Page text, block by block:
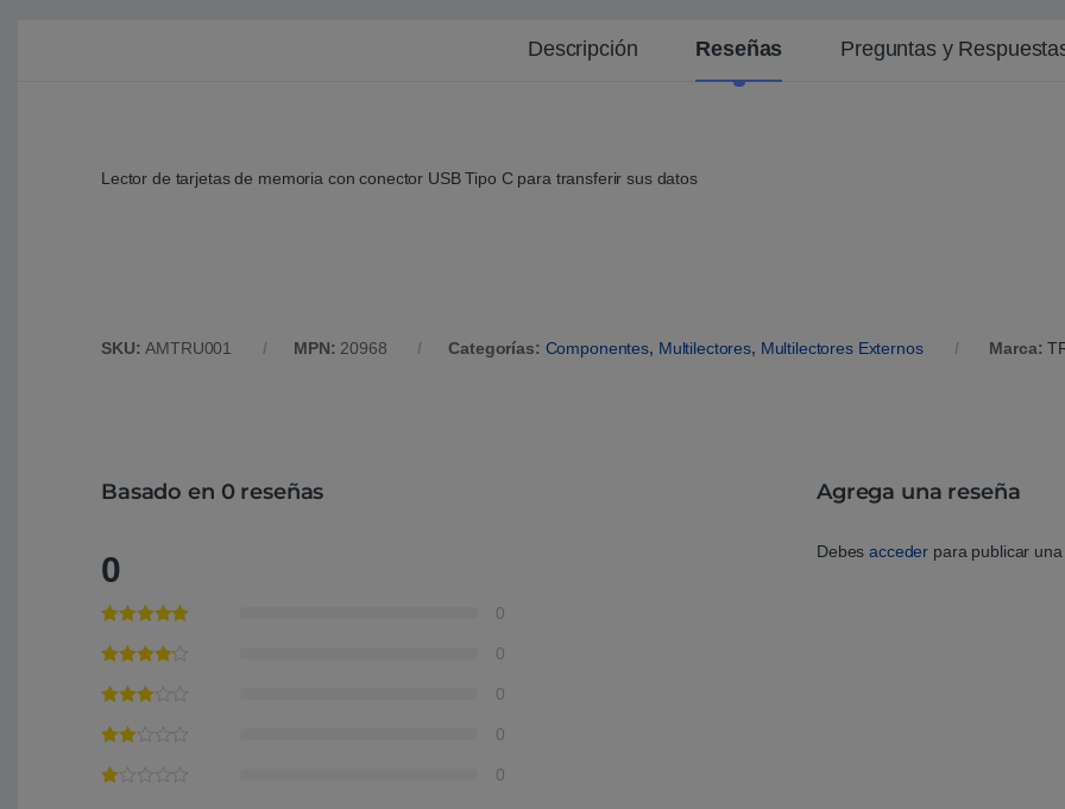
Descripción Reseñas Preguntas y
Lector de tarjetas de memoria con conector USB Tipo C para transferir sus datos
SKU:AMTRU001 MPN: 20968 Categorías: Componentes, Multilectores, Multilectores Externos Marca:
Basado en 0 reseñas
0
0
0
0
0
0
Agrega una reseña
Debesacceder para publicar